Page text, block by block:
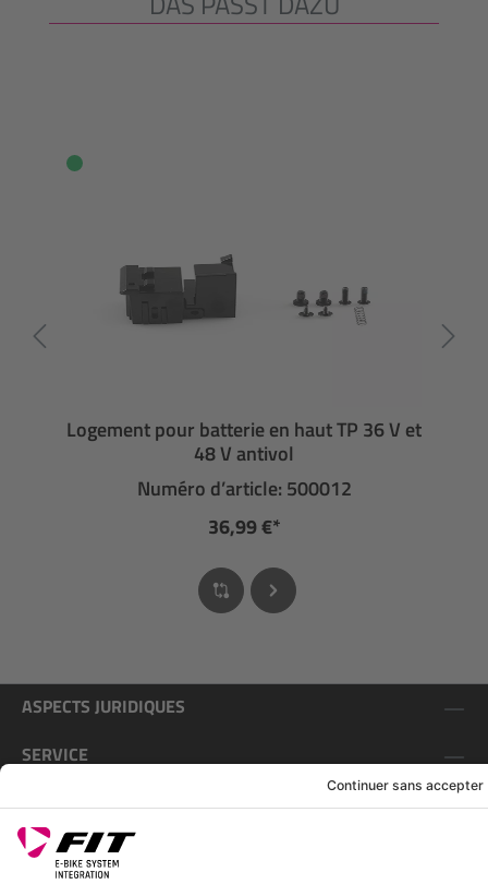
Logement pour batterie en haut TP 36 V et
48 V antivol
Numéro d’article: 500012
36,99 €*
ASPECTS JURIDIQUES
SERVICE